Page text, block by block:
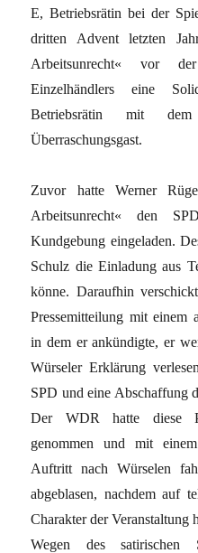
E, Betriebsrätin bei der
dritten Advent letzten
Arbeitsunrecht« vor
Einzelhändlers eine
Betriebsrätin mit
Überraschungsgast.
Zuvor hatte Werner
Arbeitsunrecht« den
Kundgebung eingeladen.
Schulz die Einladung aus
könne. Daraufhin
Pressemitteilung mit einem
in dem er ankündigte, er
Würseler Erklärung
SPD und eine Abschaffung
Der WDR hatte diese
genommen und mit
Auftritt nach Würselen
abgeblasen, nachdem auf
Charakter der Veranstaltung
Wegen des